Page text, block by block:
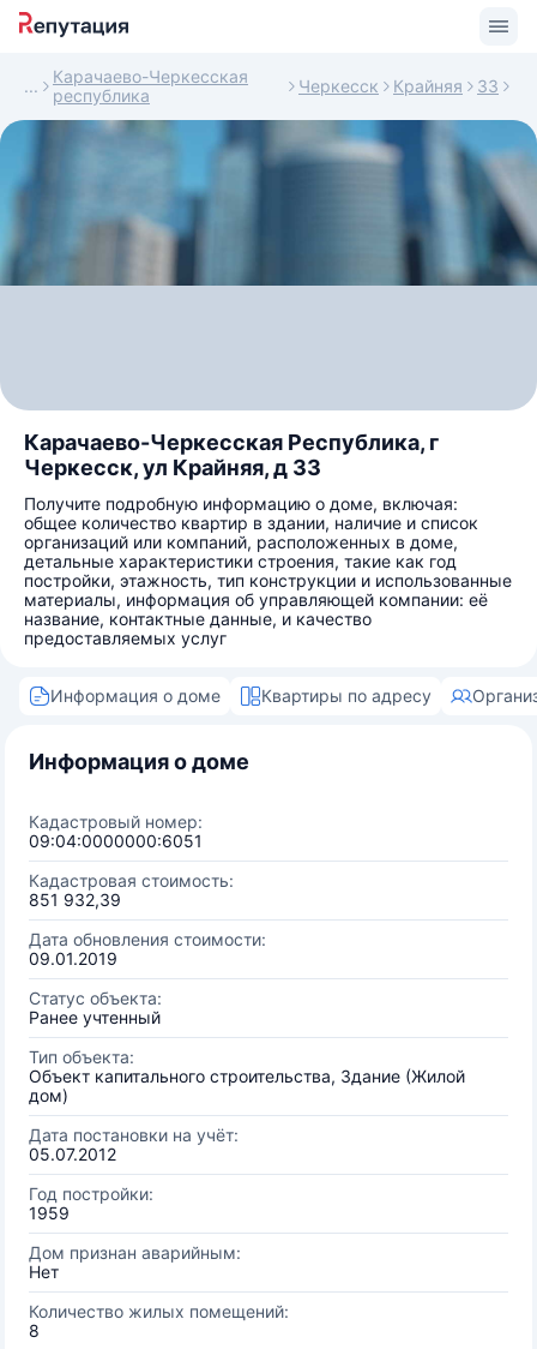
Карачаево-Черкесская
республика
Черкесск Крайняя 33
Карачаево-Черкесская Республика, г
Черкесск, ул Крайняя, д 33
Получите подробную информацию о доме, включая:
общее количество квартир в здании, наличие и список
организаций или компаний, расположенных в доме,
детальные характеристики строения, такие как год
постройки, этажность, тип конструкции и использованные
материалы, информация об управляющей компании: её
название, контактные данные, и качество
предоставляемых услуг
Информация о доме Квартиры по адресу
Информация о доме
Кадастровый номер:
09:04:0000000:6051
Кадастровая стоимость:
851 932,39
Дата обновления стоимости:
09.01.2019
Статус объекта:
Ранее учтенный
Тип объекта:
Объект капитального строительства, Здание (Жилой
дом)
Дата постановки на учёт:
05.07.2012
Год постройки:
1959
Дом признан аварийным:
Нет
Количество жилых помещений:
8